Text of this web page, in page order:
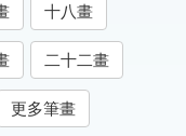
十八畫
二十二畫
更多筆畫